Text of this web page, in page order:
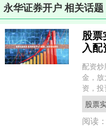
永华证券开户 相关话题
股票
入
配资
金，
资，
的资金
资交
股票
阅读：